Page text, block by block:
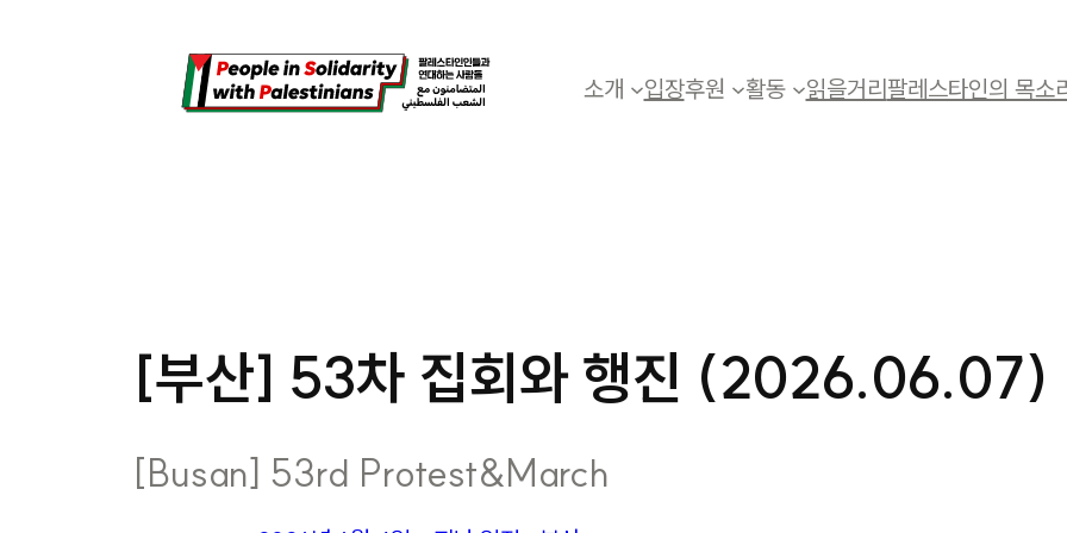
소개 입장후원 활동 읽을거리팔레스타인의 목소
[부산] 53차 집회와 행진 (2026.06.07)
[Busan] 53rd Protest&March